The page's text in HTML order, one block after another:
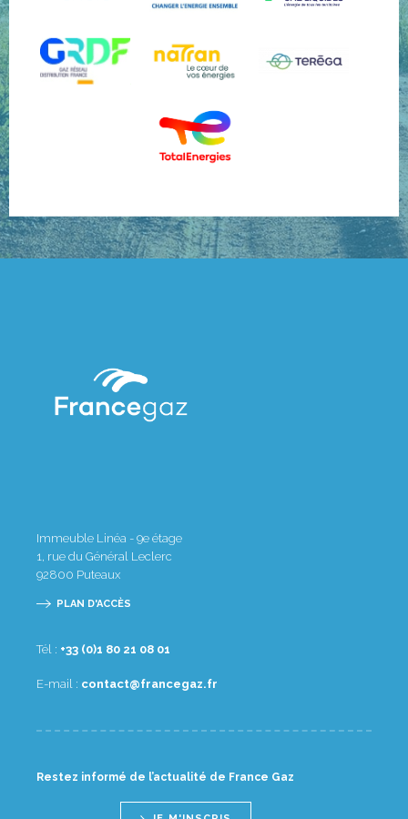
Immeuble Linéa - 9e étage
1, rue du Général Leclerc
92800 Puteaux
PLAN D'ACCÈS
Tél : 10 80 12 08 1(0) 33+
E-mail : rf.zagecnarf@tcatnoc
Restez informé de l’actualité de France Gaz